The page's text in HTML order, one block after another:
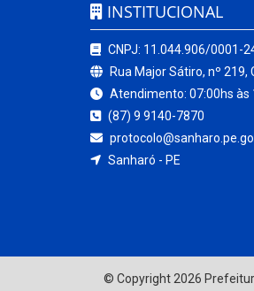
INSTITUCIONAL
CNPJ: 11.044.906/0001-
Rua Major Sátiro, nº 219,
Atendimento: 07:00hs às
(87) 9 9140-7870
Sanharó - PE
© Copyright 2026